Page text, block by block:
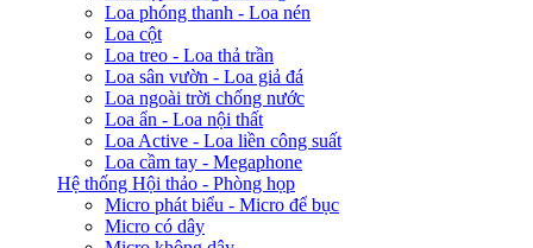
Loa phóng thanh - Loa nén
Loa cột
Loa treo - Loa thả trần
Loa sân vườn - Loa giả đá
Loa ngoài trời chống nước
Loa ẩn - Loa nội thất
Loa Active - Loa liền công suất
Loa cầm tay - Megaphone
Hệ thống Hội thảo - Phòng họp
Micro phát biểu - Micro để bục
Micro có dây